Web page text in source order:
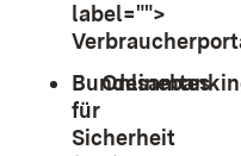
label="">
Bundesamtes
für
Sicherheit